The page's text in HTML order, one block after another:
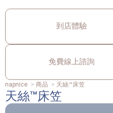
到店體驗
免費線上諮詢
napnice > 商品 > 天絲™床笠
天絲™床笠